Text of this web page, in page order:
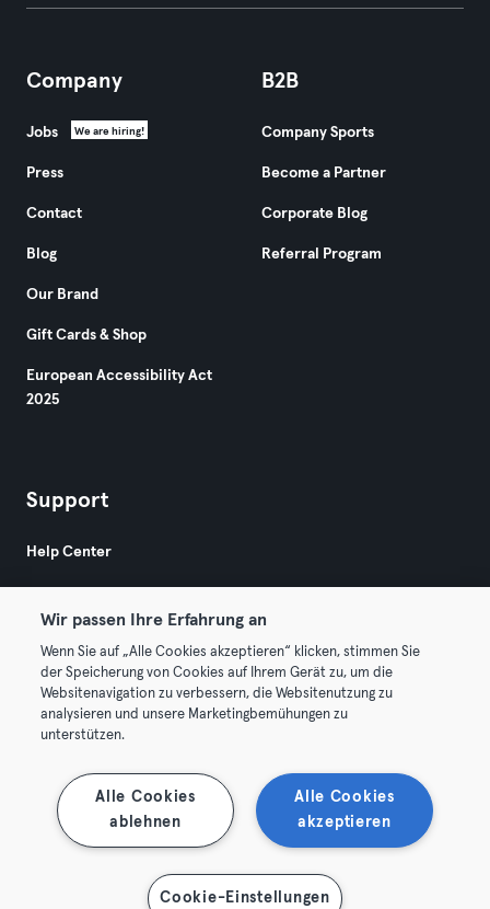
Company
Jobs We are hiring!
Press
Contact
Blog
Our Brand
Gift Cards & Shop
European Accessibility Act
2025
B2B
Company Sports
Become a Partner
Corporate Blog
Referral Program
Support
Help Center
© 2026 Urban Sports Group GmbH. All rights reserved.
Terms & Conditions
Terminate contracts here Withdraw contracts here
Wir passen Ihre Erfahrung an
Wenn Sie auf „Alle Cookies akzeptieren“ klicken, stimmen Sie
der Speicherung von Cookies auf Ihrem Gerät zu, um die
Websitenavigation zu verbessern, die Websitenutzung zu
analysieren und unsere Marketingbemühungen zu
unterstützen.
Alle Cookies
akzeptieren
Alle Cookies
ablehnen
Cookie-Einstellungen